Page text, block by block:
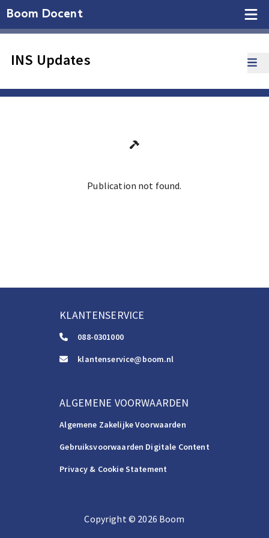
Boom Docent
INS Updates
Publication not found.
KLANTENSERVICE
088-0301000
klantenservice@boom.nl
ALGEMENE VOORWAARDEN
Algemene Zakelijke Voorwaarden
Gebruiksvoorwaarden Digitale Content
Privacy & Cookie Statement
Copyright©️ 2026 Boom